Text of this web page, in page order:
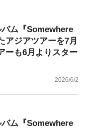
ム『Somewhere
アジアツアーを7月
も6月よりスター
2026/6/2
ム『Somewhere